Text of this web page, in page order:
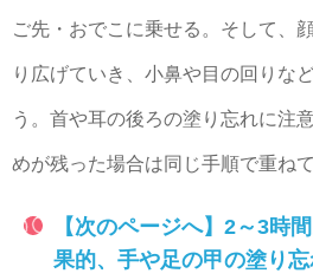
ご先・おでこに乗せる。そして、
り広げていき、小鼻や目の回りな
う。首や耳の後ろの塗り忘れに注
めが残った場合は同じ手順で重ね
【次のページへ】2～3時
果的、手や足の甲の塗り